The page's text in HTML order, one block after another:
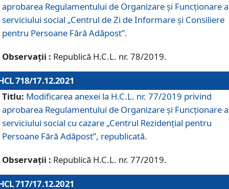
aprobarea Regulamentului de Organizare și Funcționare
serviciului social „Centrul de Zi de Informare şi Consiliere
pentru Persoane Fără Adăpost”.
Observații : Republică H.C.L. nr. 78/2019.
718/17.12.2021
Titlu: Modificarea anexei la H.C.L. nr. 77/2019 privind
aprobarea Regulamentului de Organizare și Funcționare
serviciului social cu cazare „Centrul Rezidențial pentru
Persoane Fără Adăpost”, republicată.
Observații : Republică H.C.L. nr. 77/2019.
717/17.12.2021